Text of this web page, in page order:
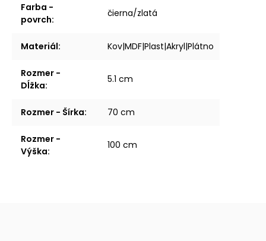
Farba -
povrch:
čierna/zlatá
Materiál: Kov|MDF|Plast|Akryl|Plátno
Rozmer -
Dĺžka:
5.1 cm
Rozmer - Šírka: 70 cm
Rozmer -
Výška:
100 cm